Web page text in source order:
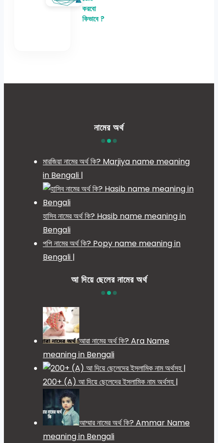
করবো
কিভাবে ?
নামের অর্থ
মারজিয়া নামের অর্থ কি? Marjiya name meaning
in Bengali |
হাসিব নামের অর্থ কি? Hasib name meaning in
Bengali
পপি নামের অর্থ কি? Popy name meaning in
Bengali |
আ দিয়ে ছেলের নামের অর্থ
আরা নামের অর্থ কি? Ara Name
meaning in Bengali
200+ (A) আ দিয়ে ছেলেদের ইসলামিক নাম অর্থসহ |
আম্মার নামের অর্থ কি? Ammar Name
meaning in Bengali